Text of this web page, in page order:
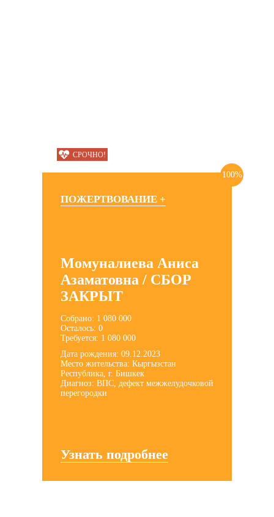
СРОЧНО!
100%
ПОЖЕРТВОВАНИЕ +
Момуналиева Аниса
Азаматовна / СБОР
ЗАКРЫТ
Собрано: 1 080 000
Осталось: 0
Требуется: 1 080 000
Дата рождения: 09.12.2023
Место жительства: Кыргызстан
Республика, г. Бишкек
Диагноз: ВПС, дефект межжелудочковой
перегородки
Узнать подробнее